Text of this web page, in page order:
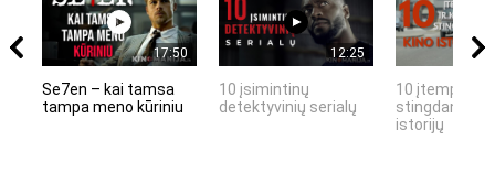
17:50
Se7en – kai tamsa
tampa meno kūriniu
12:25
10 įsimintinų
detektyvinių serialų
10 įtemptų,
stingdančių
istorijų